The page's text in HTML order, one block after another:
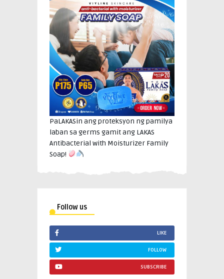
PaLAKASin ang proteksyon ng pamilya
laban sa germs gamit ang LAKAS
Antibacterial with Moisturizer Family
Soap!
Follow us
LIKE
FOLLOW
SUBSCRIBE